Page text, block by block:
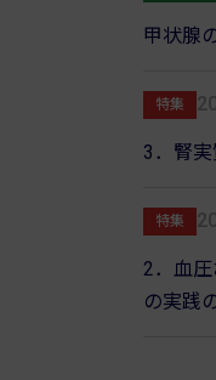
甲状腺
特集
3．腎
特集
2．血
の実践